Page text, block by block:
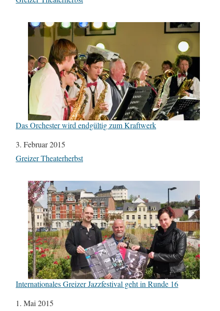
Das Orchester wird endgültig zum Kraftwerk
Datum
3. Februar 2015
In Bezug auf
Greizer Theaterherbst
Internationales Greizer Jazzfestival geht in Runde 16
Datum
1. Mai 2015